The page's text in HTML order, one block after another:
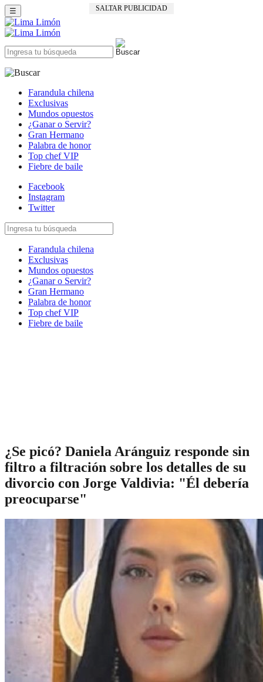
SALTAR PUBLICIDAD
☰
Farandula chilena
Exclusivas
Mundos opuestos
¿Ganar o Servir?
Gran Hermano
Palabra de honor
Top chef VIP
Fiebre de baile
Facebook
Instagram
Twitter
Farandula chilena
Exclusivas
Mundos opuestos
¿Ganar o Servir?
Gran Hermano
Palabra de honor
Top chef VIP
Fiebre de baile
¿Se picó? Daniela Aránguiz responde sin
filtro a filtración sobre los detalles de su
divorcio con Jorge Valdivia: "Él debería
preocuparse"